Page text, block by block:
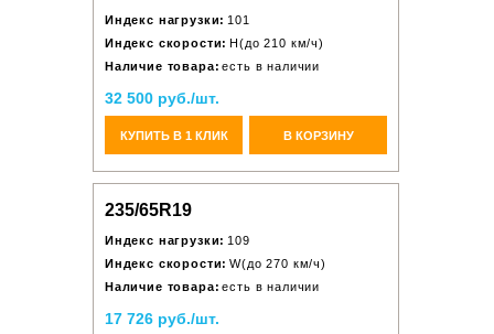
Индекс нагрузки: 101
Индекс скорости: H(до 210 км/ч)
Наличие товара: есть в наличии
32 500 руб./шт.
КУПИТЬ В 1 КЛИК В КОРЗИНУ
235/65R19
Индекс нагрузки: 109
Индекс скорости: W(до 270 км/ч)
Наличие товара: есть в наличии
17 726 руб./шт.